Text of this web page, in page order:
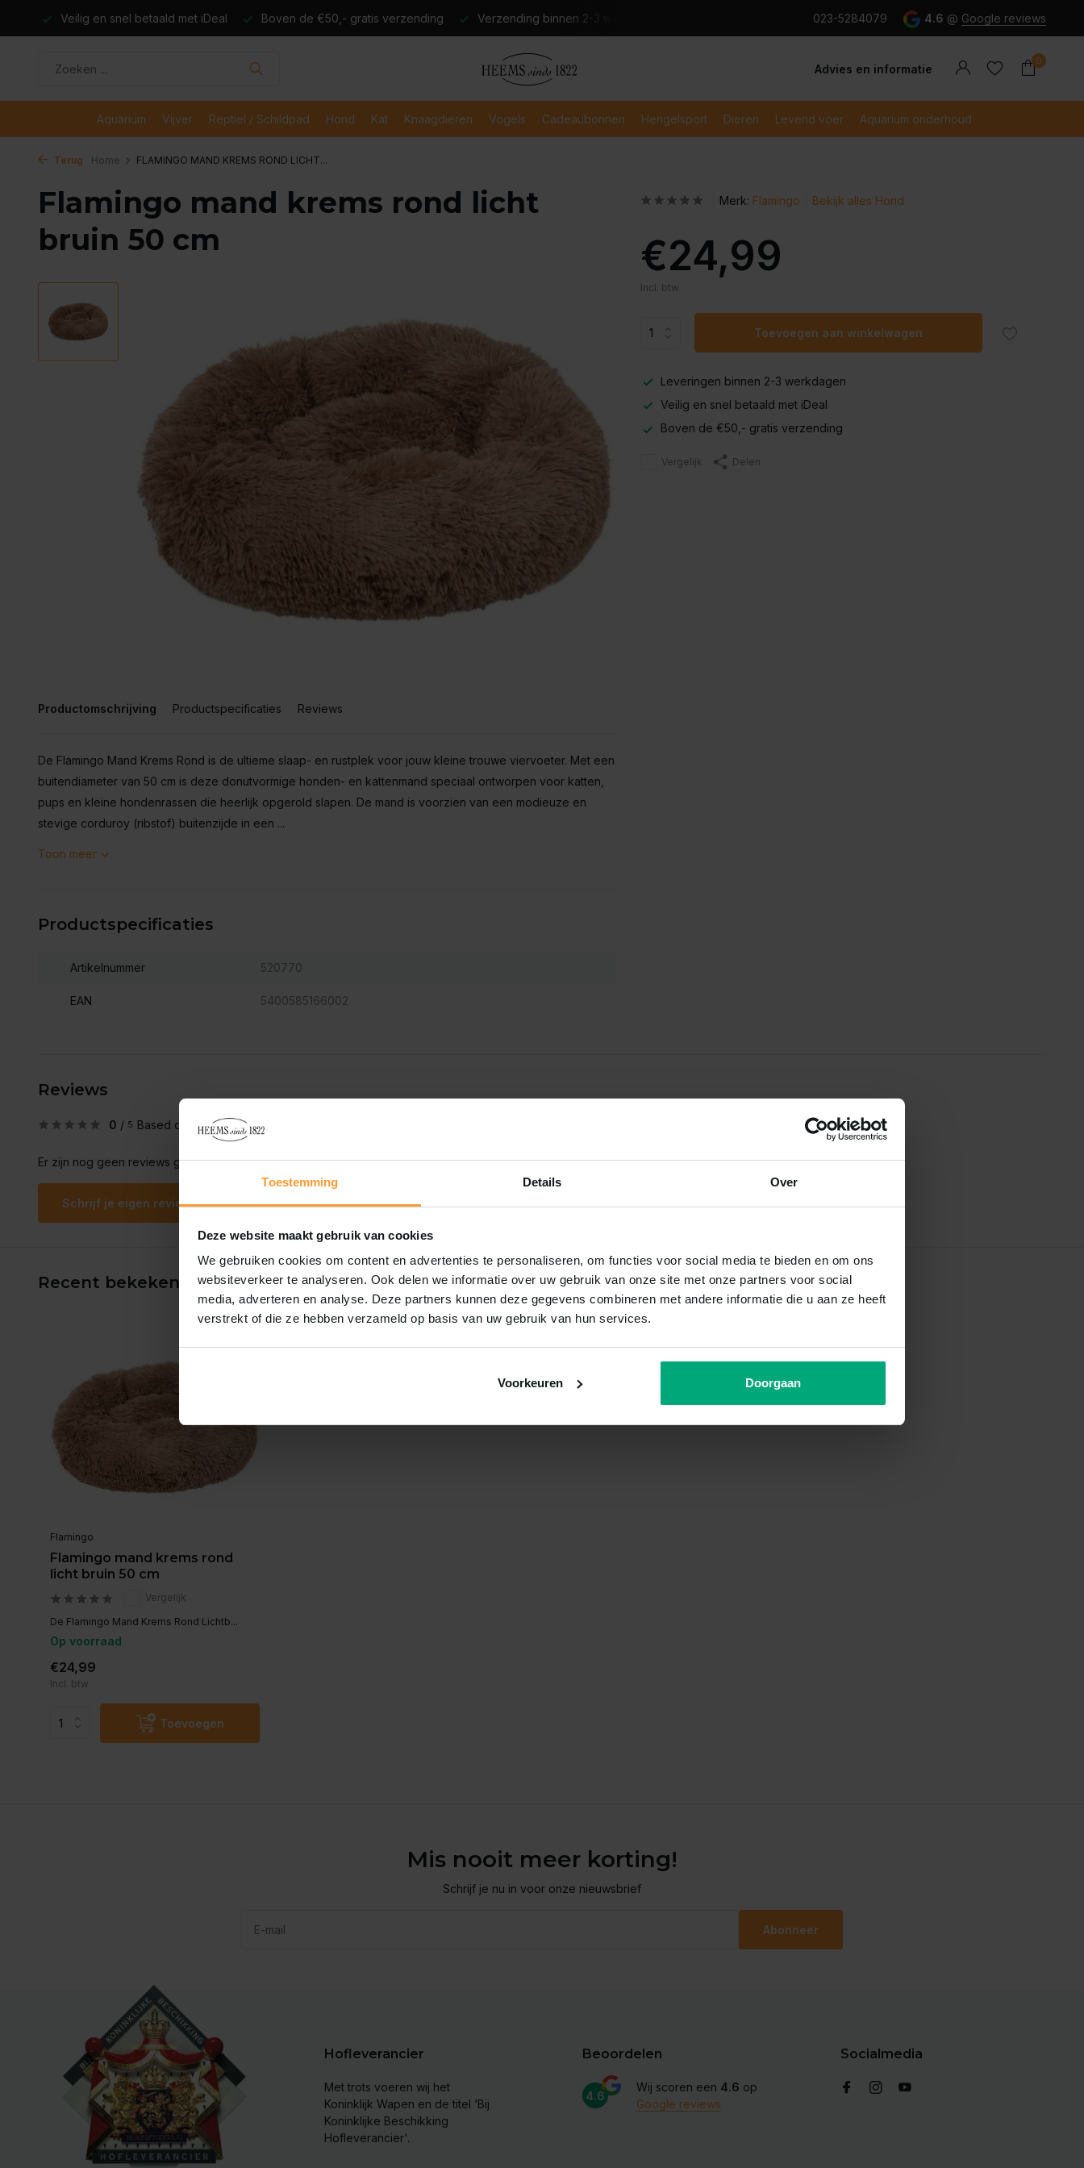
Toestemming Details Over
Deze website maakt gebruik van cookies
We gebruiken cookies om content en advertenties te personaliseren, om functies voor social media te bieden en om ons
websiteverkeer te analyseren. Ook delen we informatie over uw gebruik van onze site met onze partners voor social
media, adverteren en analyse. Deze partners kunnen deze gegevens combineren met andere informatie die u aan ze heeft
verstrekt of die ze hebben verzameld op basis van uw gebruik van hun services.
Voorkeuren Doorgaan
Veilig en snel betaald met iDeal Boven de €50,- gratis verzending Verzending binnen 2-3 werkdagen Veilig en snel betaald met iDeal
023-5284079 4.6 @ Google reviews
Advies en informatie
0
Aquarium Vijver Reptiel / Schildpad Hond Kat Knaagdieren Vogels Cadeaubonnen Hengelsport Dieren Levend voer Aquarium onderhoud
Terug Home FLAMINGO MAND KREMS ROND LICHT...
Flamingo mand krems rond licht
bruin 50 cm
Productomschrijving Productspecificaties Reviews
De Flamingo Mand Krems Rond is de ultieme slaap- en rustplek voor jouw kleine trouwe viervoeter. Met een
buitendiameter van 50 cm is deze donutvormige honden- en kattenmand speciaal ontworpen voor katten,
pups en kleine hondenrassen die heerlijk opgerold slapen. De mand is voorzien van een modieuze en
stevige corduroy (ribstof) buitenzijde in een ...
Toon meer
Productspecificaties
Artikelnummer 520770
EAN 5400585166002
Merk: Flamingo Bekijk alles Hond
€24,99
Incl. btw
Toevoegen aan winkelwagen
Leveringen binnen 2-3 werkdagen
Veilig en snel betaald met iDeal
Boven de €50,- gratis verzending
Vergelijk Delen
Reviews
0 / 5 Based on 0 reviews
Er zijn nog geen reviews geschreven over dit product..
Schrijf je eigen review
Recent bekeken
Flamingo
Flamingo mand krems rond
licht bruin 50 cm
Vergelijk
De Flamingo Mand Krems Rond Lichtb...
Op voorraad
€24,99
Incl. btw
Toevoegen
Mis nooit meer korting!
Schrijf je nu in voor onze nieuwsbrief
Abonneer
Hofleverancier
Met trots voeren wij het
Koninklijk Wapen en de titel ‘Bij
Koninklijke Beschikking
Hofleverancier'.
Beoordelen
4.6
Wij scoren een 4.6 op
Google reviews
Socialmedia